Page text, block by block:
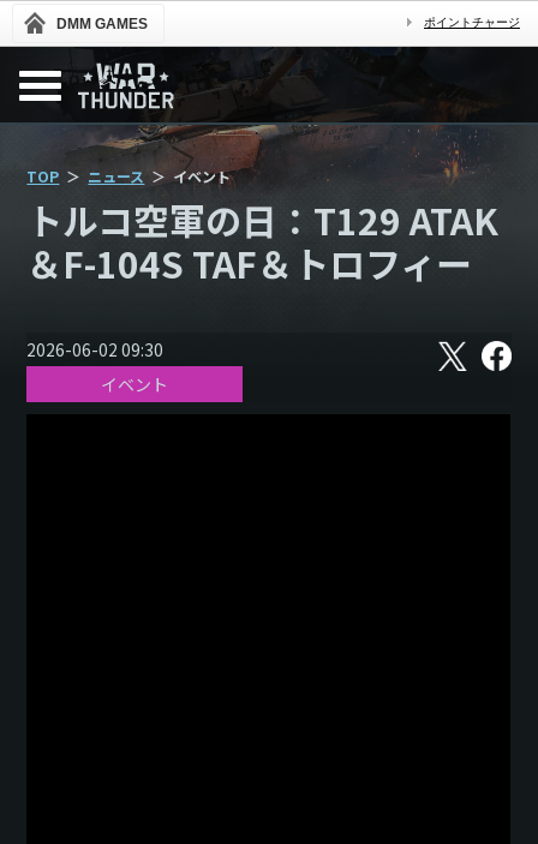
DMM GAMES ポイントチャージ
TOP ニュース イベント
トルコ空軍の日：T129 ATAK
＆F-104S TAF＆トロフィー
2026-06-02 09:30 X フ
ェ
ス
イベント